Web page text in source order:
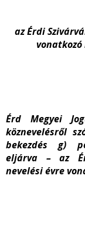
az Érdi
Érd Megyei
köznevelésről
bekezdés g)
eljárva – az
nevelési évre